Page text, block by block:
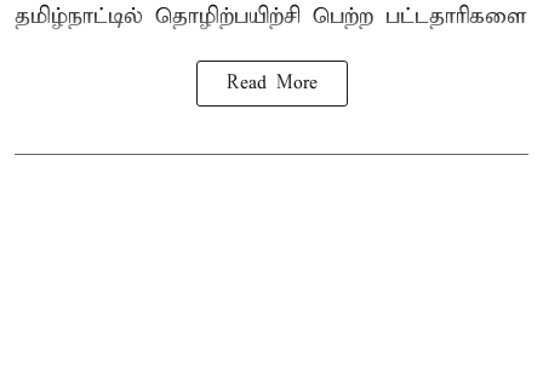
தமிழ்நாட்டில் தொழிற்பயிற்சி பெற்ற பட்டதாரிகளை
Read More